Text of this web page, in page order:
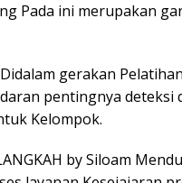
Pada ini merupakan
gerakan
pentingnya deteksi
Kelompok.
by Siloam